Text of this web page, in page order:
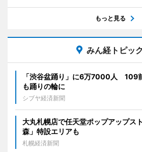
もっと見る
みん経トピッ
「渋谷盆踊り」に6万7000人 109
も踊りの輪に
シブヤ経済新聞
大丸札幌店で任天堂ポップアップ
森」特設エリアも
札幌経済新聞